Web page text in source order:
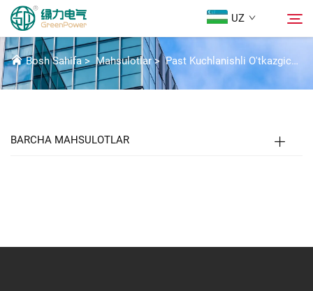
UZ
Mahsulotlar
GPM2.1 AKSESUARLAR
Bosh Sahifa>Mahsulotlar>Past Kuchlanishli O'tkazgich Qismlari
BARCHA MAHSULOTLAR